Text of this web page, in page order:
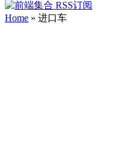
Home » 进口车